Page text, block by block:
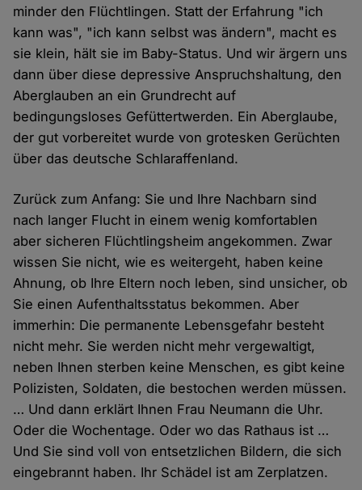
minder den Flüchtlingen. Statt der Erfahrung "ich
kann was", "ich kann selbst was ändern", macht es
sie klein, hält sie im Baby-Status. Und wir ärgern uns
dann über diese depressive Anspruchshaltung, den
Aberglauben an ein Grundrecht auf
bedingungsloses Gefüttertwerden. Ein Aberglaube,
der gut vorbereitet wurde von grotesken Gerüchten
über das deutsche Schlaraffenland.
Zurück zum Anfang: Sie und Ihre Nachbarn sind
nach langer Flucht in einem wenig komfortablen
aber sicheren Flüchtlingsheim angekommen. Zwar
wissen Sie nicht, wie es weitergeht, haben keine
Ahnung, ob Ihre Eltern noch leben, sind unsicher, ob
Sie einen Aufenthaltsstatus bekommen. Aber
immerhin: Die permanente Lebensgefahr besteht
nicht mehr. Sie werden nicht mehr vergewaltigt,
neben Ihnen sterben keine Menschen, es gibt keine
Polizisten, Soldaten, die bestochen werden müssen.
… Und dann erklärt Ihnen Frau Neumann die Uhr.
Oder die Wochentage. Oder wo das Rathaus ist …
Und Sie sind voll von entsetzlichen Bildern, die sich
eingebrannt haben. Ihr Schädel ist am Zerplatzen.